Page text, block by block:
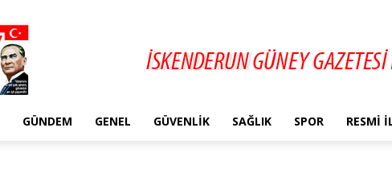
GÜNDEM GENEL GÜVENLIK SAĞLIK SPOR RESMI